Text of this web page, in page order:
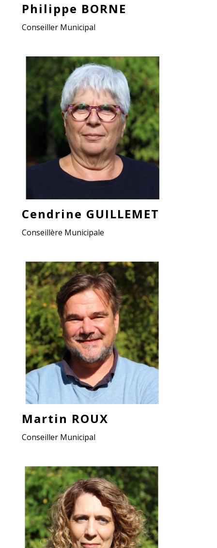
Philippe BORNE
Conseiller Municipal
Cendrine GUILLEMET
Conseillère Municipale
Martin ROUX
Conseiller Municipal